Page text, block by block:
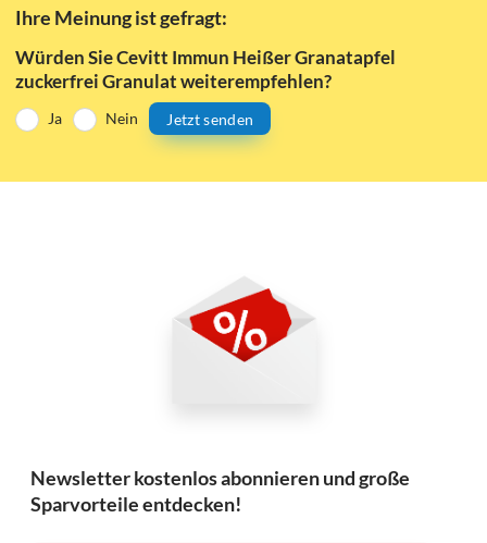
Ihre Meinung ist gefragt:
Würden Sie Cevitt Immun Heißer Granatapfel
zuckerfrei Granulat weiterempfehlen?
Ja Nein Jetzt senden
Newsletter kostenlos abonnieren und große
Sparvorteile entdecken!